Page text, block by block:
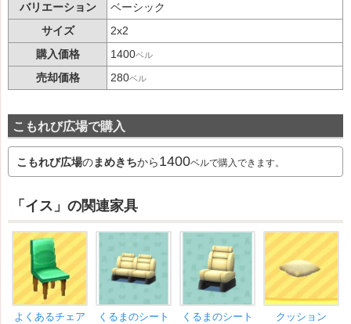
バリエーション
ベーシック
サイズ
2x2
購入価格
1400ベル
売却価格 280ベル
こもれび広場で購入
こもれび広場のまめきちから1400ベルで購入できます。
「イス」の関連家具
よくあるチェア
くるまのシート
くるまのシート クッション